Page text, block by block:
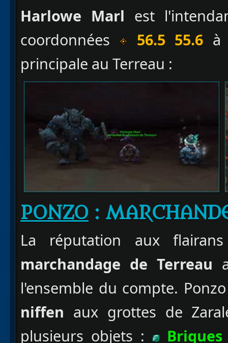
Harlowe Marl est
coordonnées
56.5 55.6 à
principale au Terreau :
PONZO :
La réputation aux
marchandage de Terreau
l'ensemble du compte.
niffen aux grottes de
plusieurs objets :